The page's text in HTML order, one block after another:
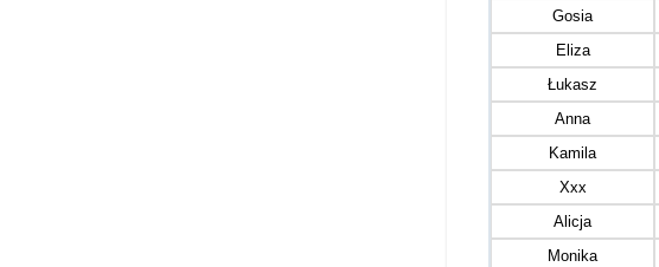
Gosia
Eliza
Łukasz
Anna
Kamila
Xxx
Alicja
Monika